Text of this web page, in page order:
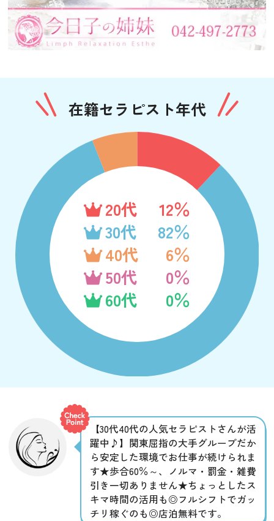
在籍セラピスト年代
20代
12％
30代
82％
40代
6％
50代
0％
60代
0％
【30代40代の人気セラピストさんが活
躍中♪】関東屈指の大手グループだか
ら安定した環境でお仕事が続けられま
す★歩合60％～、ノルマ・罰金・雑費
引き一切ありません★ちょっとしたス
キマ時間の活用も◎フルシフトでガッ
チリ稼ぐのも◎店泊無料です。